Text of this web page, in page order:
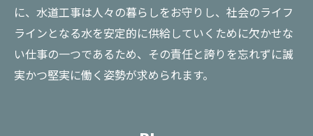
に、水道工事は人々の暮らしをお守りし、社会のライフ
ラインとなる水を安定的に供給していくために欠かせな
い仕事の一つであるため、その責任と誇りを忘れずに誠
実かつ堅実に働く姿勢が求められます。